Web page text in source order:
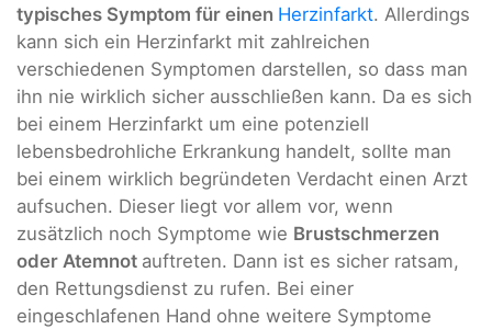
typisches Symptom für einen Herzinfarkt. Allerdings
kann sich ein Herzinfarkt mit zahlreichen
verschiedenen Symptomen darstellen, so dass man
ihn nie wirklich sicher ausschließen kann. Da es sich
bei einem Herzinfarkt um eine potenziell
lebensbedrohliche Erkrankung handelt, sollte man
bei einem wirklich begründeten Verdacht einen Arzt
aufsuchen. Dieser liegt vor allem vor, wenn
zusätzlich noch Symptome wie Brustschmerzen
oder Atemnot auftreten. Dann ist es sicher ratsam,
den Rettungsdienst zu rufen. Bei einer
eingeschlafenen Hand ohne weitere Symptome